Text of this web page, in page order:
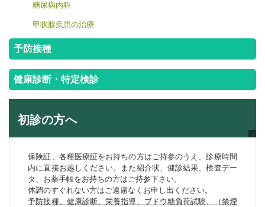
糖尿病内科
甲状腺疾患の治療
予防接種
健康診断・特定検診
初診の方へ
保険証、各種医療証をお持ちの方はご持参のうえ、診療時間
内に直接お越しください。また紹介状、健診結果、検査デー
タ、お薬手帳をお持ちの方はご持参下さい。
体調のすぐれない方はご遠慮なくお申し出ください。
予防接種、健康診断、栄養指導、ブドウ糖負荷試験、（禁煙